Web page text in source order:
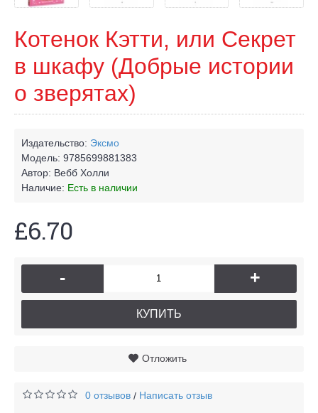
Котенок Кэтти, или Секрет
в шкафу (Добрые истории
о зверятах)
Издательство: Эксмо
Модель: 9785699881383
Автор: Вебб Холли
Наличие: Есть в наличии
£6.70
- +
КУПИТЬ
Отложить
0 отзывов / Написать отзыв